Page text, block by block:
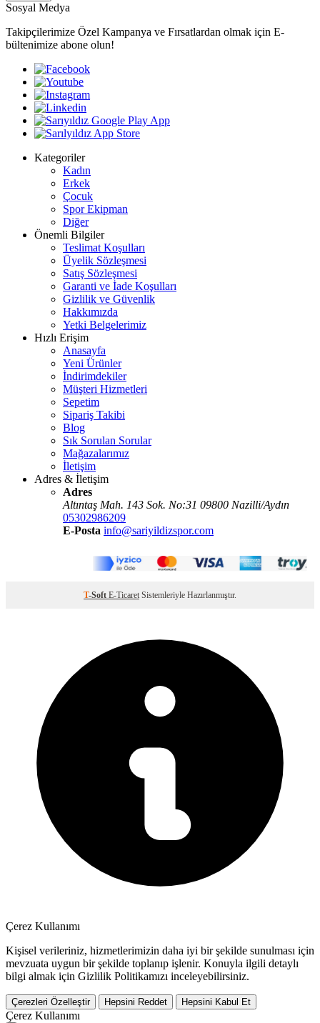
Sosyal Medya
Takipçilerimize Özel Kampanya ve Fırsatlardan olmak için E-
bültenimize abone olun!
Kategoriler
Kadın
Erkek
Çocuk
Spor Ekipman
Diğer
Önemli Bilgiler
Teslimat Koşulları
Üyelik Sözleşmesi
Satış Sözleşmesi
Garanti ve İade Koşulları
Gizlilik ve Güvenlik
Hakkımızda
Yetki Belgelerimiz
Hızlı Erişim
Anasayfa
Yeni Ürünler
İndirimdekiler
Müşteri Hizmetleri
Sepetim
Sipariş Takibi
Blog
Sık Sorulan Sorular
Mağazalarımız
İletişim
Adres & İletişim
Adres
Altıntaş Mah. 143 Sok. No:31 09800 Nazilli/Aydın
05302986209
E-Posta info@sariyildizspor.com
T-Soft E-Ticaret Sistemleriyle Hazırlanmıştır.
Çerez Kullanımı
Kişisel verileriniz, hizmetlerimizin daha iyi bir şekilde sunulması için
mevzuata uygun bir şekilde toplanıp işlenir. Konuyla ilgili detaylı
bilgi almak için Gizlilik Politikamızı inceleyebilirsiniz.
Çerezleri Özelleştir Hepsini Reddet Hepsini Kabul Et
Çerez Kullanımı